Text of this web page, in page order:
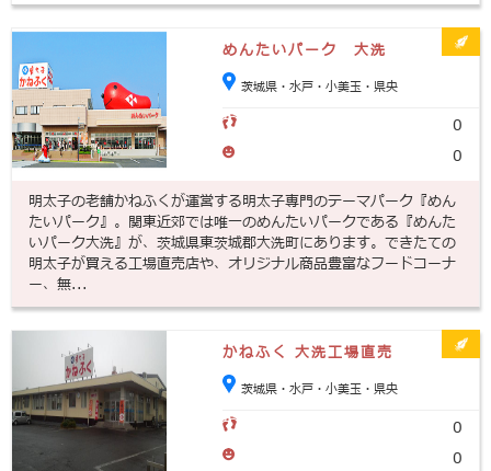
めんたいパーク 大洗
茨城県・水戸・小美玉・県央
0
0
明太子の老舗かねふくが運営する明太子専門のテーマパーク『めん
たいパーク』。関東近郊では唯一のめんたいパークである『めんた
いパーク大洗』が、茨城県東茨城郡大洗町にあります。できたての
明太子が買える工場直売店や、オリジナル商品豊富なフードコーナ
ー、無...
かねふく 大洗工場直売
茨城県・水戸・小美玉・県央
0
0